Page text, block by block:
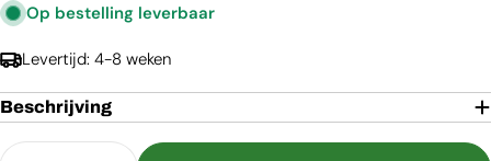
Op bestelling leverbaar
Levertijd: 4-8 weken
Beschrijving
Aantal